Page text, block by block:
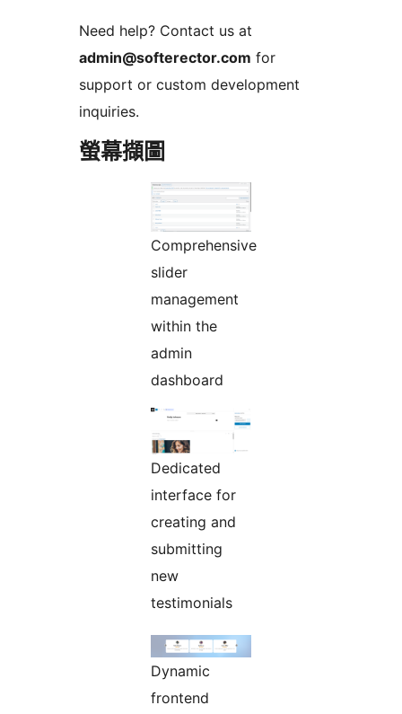
Need help? Contact us at
admin@softerector.com for
support or custom development
inquiries.
螢幕擷圖
Comprehensive
slider
management
within the
admin
dashboard
Dedicated
interface for
creating and
submitting
new
testimonials
Dynamic
frontend